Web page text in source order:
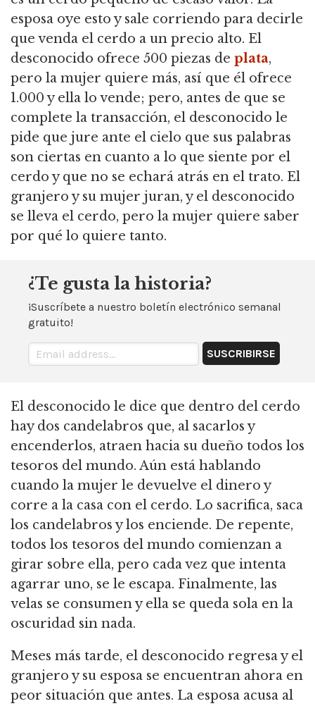
esposa oye esto y sale corriendo para decirle
que venda el cerdo a un precio alto. El
desconocido ofrece 500 piezas de plata,
pero la mujer quiere más, así que él ofrece
1.000 y ella lo vende; pero, antes de que se
complete la transacción, el desconocido le
pide que jure ante el cielo que sus palabras
son ciertas en cuanto a lo que siente por el
cerdo y que no se echará atrás en el trato. El
granjero y su mujer juran, y el desconocido
se lleva el cerdo, pero la mujer quiere saber
por qué lo quiere tanto.
¿Te gusta la historia?
¡Suscríbete a nuestro boletín electrónico semanal
gratuito!
El desconocido le dice que dentro del cerdo
hay dos candelabros que, al sacarlos y
encenderlos, atraen hacia su dueño todos los
tesoros del mundo. Aún está hablando
cuando la mujer le devuelve el dinero y
corre a la casa con el cerdo. Lo sacrifica, saca
los candelabros y los enciende. De repente,
todos los tesoros del mundo comienzan a
girar sobre ella, pero cada vez que intenta
agarrar uno, se le escapa. Finalmente, las
velas se consumen y ella se queda sola en la
oscuridad sin nada.
Meses más tarde, el desconocido regresa y el
granjero y su esposa se encuentran ahora en
peor situación que antes. La esposa acusa al